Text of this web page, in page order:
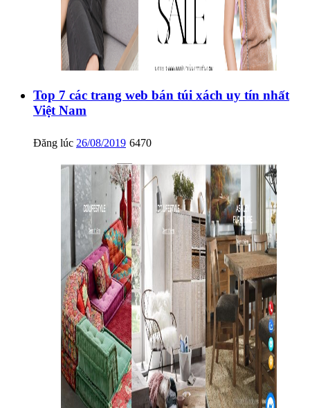
Top 7 các trang web bán túi xách uy tín nhất
Việt Nam
Đăng lúc 26/08/2019 6470